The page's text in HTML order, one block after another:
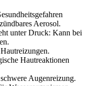
Aerosol.
unter Druck: Kann bei
Hautreaktionen
Augenreizung.